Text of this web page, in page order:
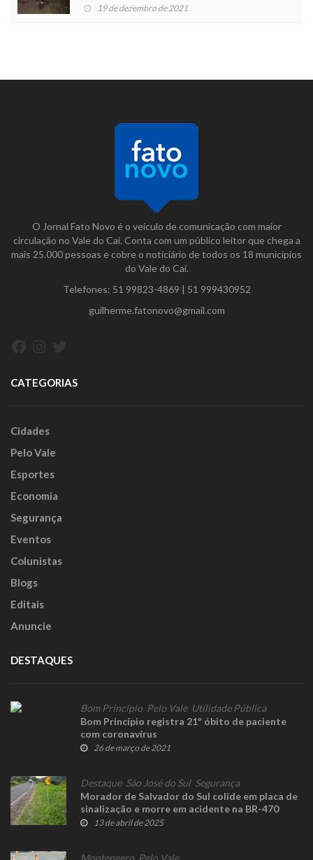
19 de dezembro de 2021
O Jornal Fato Novo é o veículo de comunicação com maior
circulação no Vale do Caí. Conta com um público leitor que chega a
mais 25.000 pessoas e cobre o noticiário de todos os 18 municípios
do Vale do Caí.
Telefones: 51 99823-4869 | 51 999430952
guilherme.fatonovo@gmail.com
CATEGORIAS
Cidades
Pelo Vale
Esportes
Economia
Segurança
Eventos
Colunistas
Blogs
Editais
Anuncie
DESTAQUES
Bom Princípio Pelo Vale, Utilidade Pública
Bom Princípio registra 21º óbito de paciente
com coronavírus
26 de março de 2021
Destaque, São José do Sul, Segurança
Morador de Salvador do Sul colide em placa de
sinalização e morre em acidente na BR-470
13 de abril de 2025
Montenegro Pelo Vale